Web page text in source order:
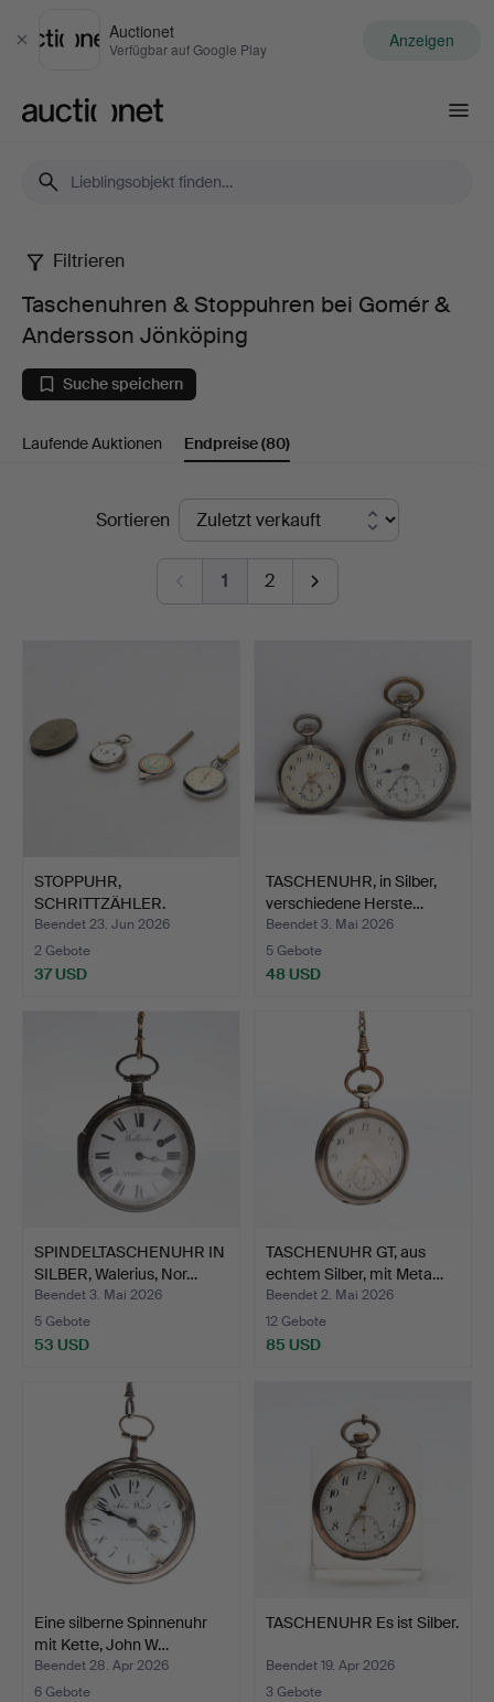
Schließen
Auctionet
Verfügbar auf Google Play Anzeigen
Taschenuhren
Stoppuhren
bei
Andersson
Filtrieren
Taschenuhren & Stoppuhren bei Gomér &
Andersson Jönköping
Suche speichern
Laufende Auktionen Endpreise(80)
EndpreiseSortieren
1 2
STOPPUHR,
SCHRITTZÄHLER.
Beendet 23. Jun 2026
2 Gebote
37 USD
TASCHENUHR, in Silber,
verschiedene Herste…
Beendet 3. Mai 2026
5 Gebote
48 USD
SPINDELTASCHENUHR IN
SILBER, Walerius, Nor…
Beendet 3. Mai 2026
5 Gebote
53 USD
TASCHENUHR GT, aus
echtem Silber, mit Meta…
Beendet 2. Mai 2026
12 Gebote
85 USD
Eine silberne Spinnenuhr
mit Kette, John W…
Beendet 28. Apr 2026
6 Gebote
TASCHENUHR Es ist Silber.
Beendet 19. Apr 2026
3 Gebote